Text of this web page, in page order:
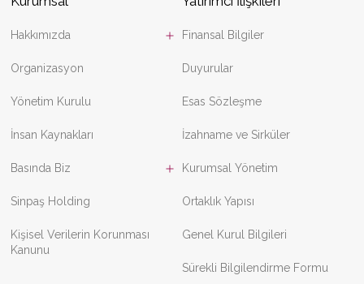
Hakkımızda
Organizasyon
Yönetim Kurulu
İnsan Kaynakları
Basında Biz
Sinpaş Holding
Kişisel Verilerin Korunması
Kanunu
Finansal Bilgiler
Duyurular
Esas Sözleşme
İzahname ve Sirküler
Kurumsal Yönetim
Ortaklık Yapısı
Genel Kurul Bilgileri
Sürekli Bilgilendirme Formu